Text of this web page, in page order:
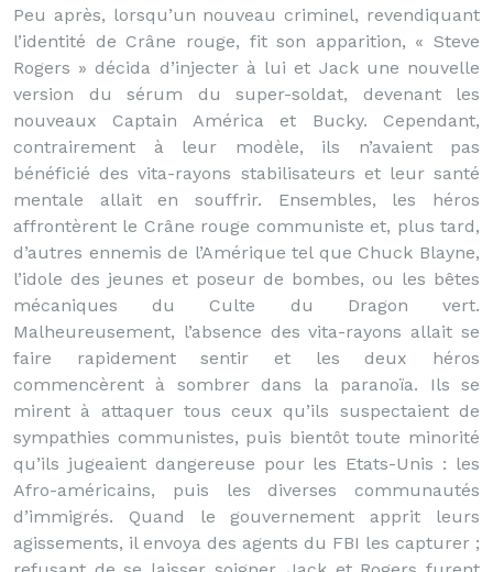
Peu après, lorsqu’un nouveau criminel, revendiquant
l’identité de Crâne rouge, fit son apparition, « Steve
Rogers » décida d’injecter à lui et Jack une nouvelle
version du sérum du super-soldat, devenant les
nouveaux Captain América et Bucky. Cependant,
contrairement à leur modèle, ils n’avaient pas
bénéficié des vita-rayons stabilisateurs et leur santé
mentale allait en souffrir. Ensembles, les héros
affrontèrent le Crâne rouge communiste et, plus tard,
d’autres ennemis de l’Amérique tel que Chuck Blayne,
l’idole des jeunes et poseur de bombes, ou les bêtes
mécaniques du Culte du Dragon vert.
Malheureusement, l’absence des vita-rayons allait se
faire rapidement sentir et les deux héros
commencèrent à sombrer dans la paranoïa. Ils se
mirent à attaquer tous ceux qu’ils suspectaient de
sympathies communistes, puis bientôt toute minorité
qu’ils jugeaient dangereuse pour les Etats-Unis : les
Afro-américains, puis les diverses communautés
d’immigrés. Quand le gouvernement apprit leurs
agissements, il envoya des agents du FBI les capturer ;